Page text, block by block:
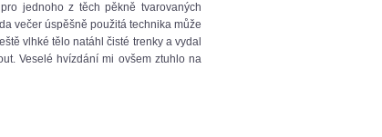
jednoho z těch pěkně tvarovaných
večer úspěšně použitá technika může
vlhké tělo natáhl čisté trenky a vydal
Veselé hvízdání mi ovšem ztuhlo na